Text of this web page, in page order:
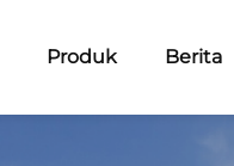
Produk Berita